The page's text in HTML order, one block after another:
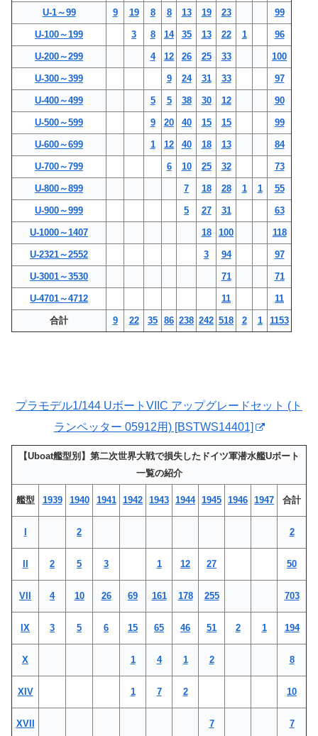
U-1～99 9 19 8 8 13 19 23 99
U-100～199 3 8 14 35 13 22 1 96
U-200～299 4 12 26 25 33 100
U-300～399 9 24 31 33 97
U-400～499 5 5 38 30 12 90
U-500～599 9 20 40 15 15 99
U-600～699 1 12 40 18 13 84
U-700～799 6 10 25 32 73
U-800～899 7 18 28 1 1 55
U-900～999 5 27 31 63
U-1000～1407 18 100 118
U-2321～2552 3 94 97
U-3001～3530 71 71
U-4701～4712 11 11
合計 9 22 35 86 238 242 518 2 1 1153
プラモデル1/144 UボートVIIC アップグレードセット (ト
ランペッター 05912用) [BSTWS14401]
【Uboat艦型別】第二次世界大戦で損失したドイツ軍潜水艦Uボート
一覧の紹介
艦型 1939 1940 1941 1942 1943 1944 1945 1946 1947 合計
I 2 2
II 2 5 3 1 12 27 50
VII 4 10 26 69 161 178 255 703
IX 3 5 6 15 65 46 51 2 1 194
X 1 4 1 2 8
XIV 1 7 2 10
XVII 7 7